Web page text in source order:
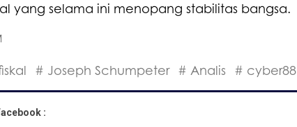
yang selama ini menopang stabilitas bangsa.
# Joseph Schumpeter # Analis # cyber88
: